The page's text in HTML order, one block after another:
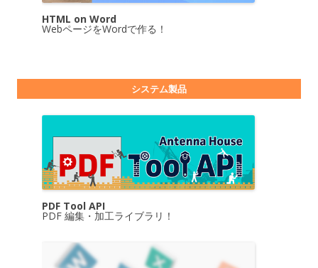
HTML on Word
WebページをWordで作る！
システム製品
PDF Tool API
PDF 編集・加工ライブラリ！